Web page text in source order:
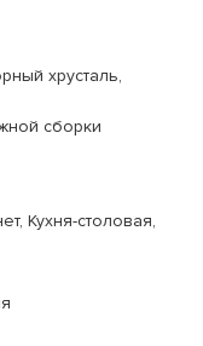
хрусталь,
сборки
Кухня-столовая,